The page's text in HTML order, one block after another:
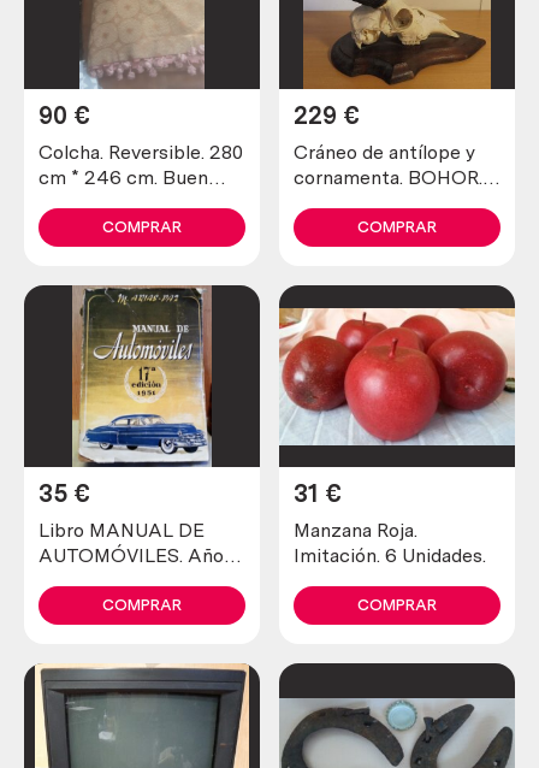
Colcha. Reversible. 280
cm * 246 cm. Buen
estado general.
90 €
COMPRAR
Cráneo de antílope y
cornamenta. BOHOR.
ESPECIE NO CITES.
229 €
COMPRAR
Libro MANUAL DE
AUTOMÓVILES. Año
1951
35 €
COMPRAR
Manzana Roja.
Imitación. 6 Unidades.
31 €
COMPRAR